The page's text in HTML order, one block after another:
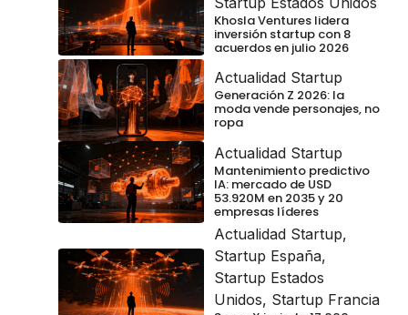
Khosla Ventures lidera
inversión startup con 8
acuerdos en julio 2026
Actualidad Startup
Generación Z 2026: la
moda vende personajes, no
ropa
Actualidad Startup
Mantenimiento predictivo
IA: mercado de USD
53.920M en 2035 y 20
empresas líderes
Actualidad Startup,
Startup España,
Startup Estados
Unidos, Startup Francia